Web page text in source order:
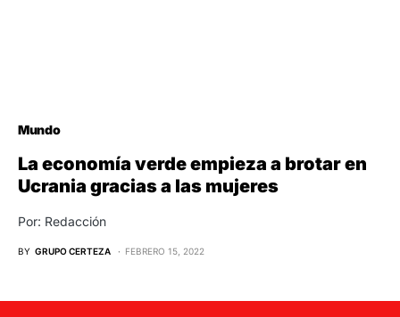
Mundo
La economía verde empieza a brotar en
Ucrania gracias a las mujeres
Por: Redacción
BY GRUPO CERTEZA FEBRERO 15, 2022